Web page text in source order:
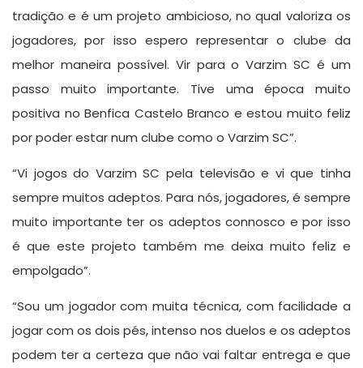
tradição e é um projeto ambicioso, no qual valoriza os
jogadores, por isso espero representar o clube da
melhor maneira possível. Vir para o Varzim SC é um
passo muito importante. Tive uma época muito
positiva no Benfica Castelo Branco e estou muito feliz
por poder estar num clube como o Varzim SC”.
“Vi jogos do Varzim SC pela televisão e vi que tinha
sempre muitos adeptos. Para nós, jogadores, é sempre
muito importante ter os adeptos connosco e por isso
é que este projeto também me deixa muito feliz e
empolgado”.
“Sou um jogador com muita técnica, com facilidade a
jogar com os dois pés, intenso nos duelos e os adeptos
podem ter a certeza que não vai faltar entrega e que